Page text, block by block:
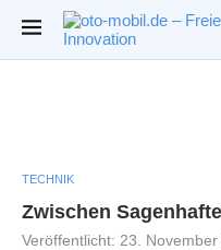
TECHNIK
Zwischen
Veröffentlicht: 23. November